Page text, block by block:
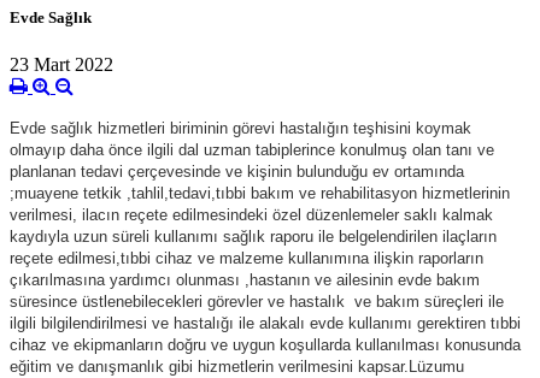
Evde Sağlık
23 Mart 2022
Evde sağlık hizmetleri biriminin görevi hastalığın teşhisini koymak
olmayıp daha önce ilgili dal uzman tabiplerince konulmuş olan tanı ve
planlanan tedavi çerçevesinde ve kişinin bulunduğu ev ortamında
;muayene tetkik ,tahlil,tedavi,tıbbi bakım ve rehabilitasyon hizmetlerinin
verilmesi, ilacın reçete edilmesindeki özel düzenlemeler saklı kalmak
kaydıyla uzun süreli kullanımı sağlık raporu ile belgelendirilen ilaçların
reçete edilmesi,tıbbi cihaz ve malzeme kullanımına ilişkin raporların
çıkarılmasına yardımcı olunması ,hastanın ve ailesinin evde bakım
süresince üstlenebilecekleri görevler ve hastalık ve bakım süreçleri ile
ilgili bilgilendirilmesi ve hastalığı ile alakalı evde kullanımı gerektiren tıbbi
cihaz ve ekipmanların doğru ve uygun koşullarda kullanılması konusunda
eğitim ve danışmanlık gibi hizmetlerin verilmesini kapsar.Lüzumu